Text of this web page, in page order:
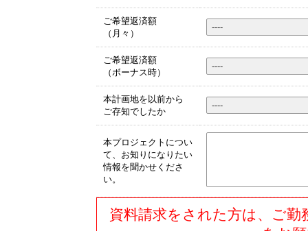
ご希望返済額
（月々）
ご希望返済額
（ボーナス時）
本計画地を以前から
ご存知でしたか
本プロジェクトについ
て、お知りになりたい
情報を聞かせくださ
い。
資料請求をされた方は、ご